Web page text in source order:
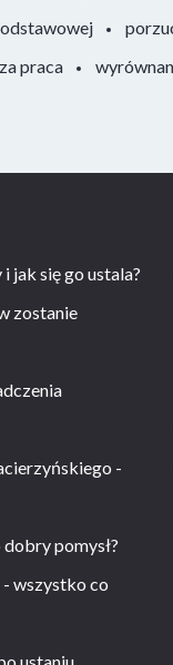
praca
jak się go ustala?
zostanie
-
pomysł?
wszystko co